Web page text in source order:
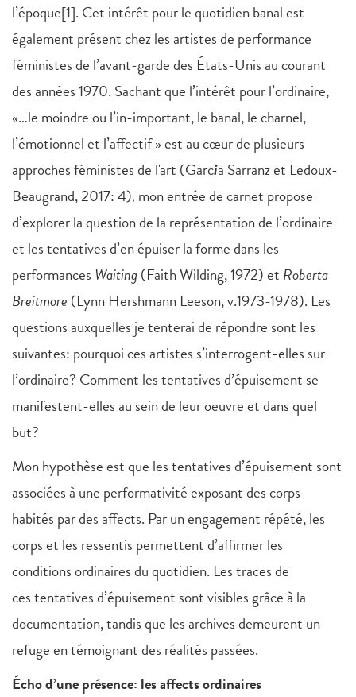
l’époque[1]. Cet intérêt pour le quotidien banal est
également présent chez les artistes de performance
féministes de l’avant-garde des États-Unis au courant
des années 1970. Sachant que l’intérêt pour l’ordinaire,
«…le moindre ou l’in-important, le banal, le charnel,
l’émotionnel et l’affectif » est au cœur de plusieurs
approches féministes de l'art (Garcia Sarranz et Ledoux-
Beaugrand, 2017: 4), mon entrée de carnet propose
d’explorer la question de la représentation de l’ordinaire
et les tentatives d’en épuiser la forme dans les
performances Waiting(Faith Wilding, 1972) et Roberta
Breitmore (Lynn Hershmann Leeson, v.1973-1978). Les
questions auxquelles je tenterai de répondre sont les
suivantes: pourquoi ces artistes s’interrogent-elles sur
l’ordinaire? Comment les tentatives d’épuisement se
manifestent-elles au sein de leur oeuvre et dans quel
but?
Mon hypothèse est que les tentatives d’épuisement sont
associées à une performativité exposant des corps
habités par des affects. Par un engagement répété, les
corps et les ressentis permettent d’affirmer les
conditions ordinaires du quotidien. Les traces de
ces tentatives d’épuisement sont visibles grâce à la
documentation, tandis que les archives demeurent un
refuge en témoignant des réalités passées.
Écho d’une présence: les affects ordinaires